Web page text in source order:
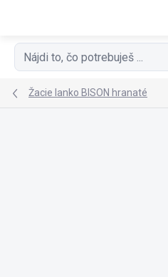
Žacie lanko BISON hranaté